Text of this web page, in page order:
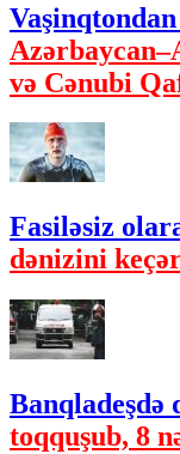
və Cənubi
Fasiləsiz
dənizini
Banqladeşdə
toqquşub, 8